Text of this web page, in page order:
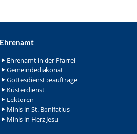
Ehrenamt
Ehrenamt in der Pfarrei
Gemeindediakonat
Gottesdienstbeauftrage
Küsterdienst
Lektoren
Minis in St. Bonifatius
Minis in Herz Jesu